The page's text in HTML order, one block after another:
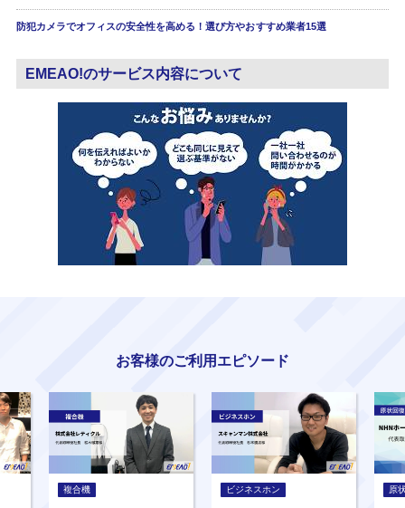
防犯カメラでオフィスの安全性を高める！選び方やおすすめ業者15選
EMEAO!のサービス内容について
お客様のご利用エピソード
複合機 ビジネスホン 原